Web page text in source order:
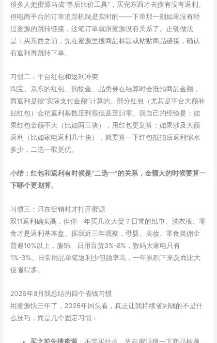
很多人把蜜源当成”事后比价工具”，买完东西才去搜有没有返利。
但电商平台的订单追踪机制是实时的——下单那一刻如果没有经
过蜜源的跳转链接，这笔订单就跟蜜源没有关系了。正确做法
是：买东西之前，先在蜜源里搜商品标题或粘贴商品链接，确认
有返利再跳转下单。
习惯二：平台红包和返利冲突
淘宝、京东的红包、购物金、品类券在结算时会抵扣商品金额，
而返利是按”实际支付金额”计算的。部分红包（尤其是平台大额补
贴红包）会把返利基数压到很低甚至归零。我自己的经验是：如
果红包金额不大（比如两三块），用红包更划算；如果涉及大额
返利（比如家电返利几十块），就要算一下红包抵扣后返利缩水
多少，二选一取更优。
小结：红包和返利有时候是”二选一”的关系，金额大的时候要算一
下哪个更划算。
习惯三：只在促销时才打开蜜源
双11返利确实高，但你一年买几次大促？日常的纸巾、洗衣液、零
食才是返利基本盘。据我近三年观察，母婴、美妆、零食类佣金
普遍10%以上，服饰、日用百货3%-8%，数码大家电只有
1%-3%。日常用品单笔返利少但频率高，一年累积下来反而比大
促省得多。
2026年8月我总结的四个省钱习惯
用蜜源快三年了，2026年回头看，真正让我持续省到钱的不是什
么技巧，而是几个固定习惯：